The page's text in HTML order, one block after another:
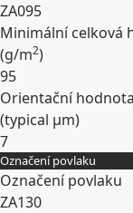
ZA095
Minimální celková
(g/m2)
95
Orientační
(typical µm)
7
Rozbalit
Označení povlaku
Označení povlaku
ZA130